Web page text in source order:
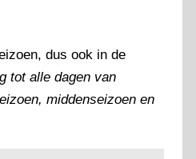
dus ook in de
tot alle dagen van
middenseizoen en